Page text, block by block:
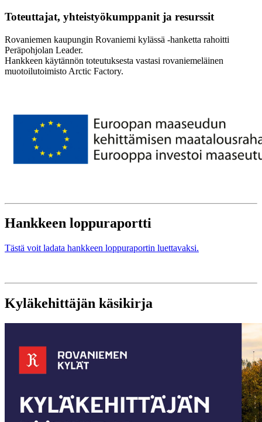
Toteuttajat, yhteistyökumppanit ja resurssit
Rovaniemen kaupungin Rovaniemi kylässä -hanketta rahoitti
Peräpohjolan Leader.
Hankkeen käytännön toteutuksesta vastasi rovaniemeläinen
muotoilutoimisto Arctic Factory.
Hankkeen loppuraportti
Tästä voit ladata hankkeen loppuraportin luettavaksi.
Kyläkehittäjän käsikirja